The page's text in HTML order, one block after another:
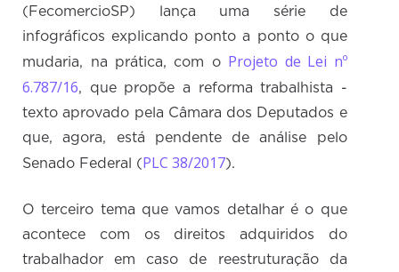
(FecomercioSP) lança uma série de
infográficos explicando ponto a ponto o que
mudaria, na prática, com o Projeto de Lei nº
6.787/16, que propõe a reforma trabalhista -
texto aprovado pela Câmara dos Deputados e
que, agora, está pendente de análise pelo
Senado Federal (PLC 38/2017).
O terceiro tema que vamos detalhar é o que
acontece com os direitos adquiridos do
trabalhador em caso de reestruturação da